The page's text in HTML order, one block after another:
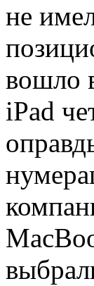
не
вошло
iPad